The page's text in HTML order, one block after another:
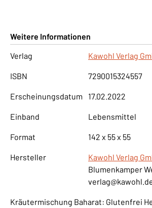
Weitere Informationen
Verlag
Kawohl Verlag
ISBN 7290015324557
Erscheinungsdatum 17.02.2022
Einband Lebensmittel
Format 142 x 55 x 55
Hersteller
Kawohl Verlag
Blumenkamper
Kräutermischung Baharat: Glutenfrei